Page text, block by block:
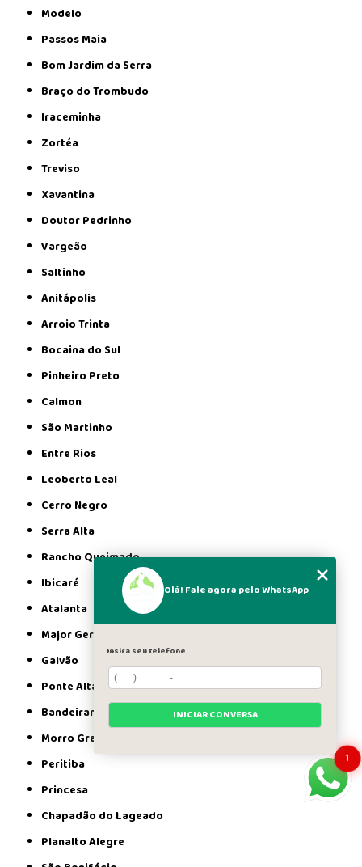
Modelo
Passos Maia
Bom Jardim da Serra
Braço do Trombudo
Iraceminha
Zortéa
Treviso
Xavantina
Doutor Pedrinho
Vargeão
Saltinho
Anitápolis
Arroio Trinta
Bocaina do Sul
Pinheiro Preto
Calmon
São Martinho
Entre Rios
Leoberto Leal
Cerro Negro
Serra Alta
Rancho Queimado
Ibicaré
Atalanta
Major Gercino
Galvão
Ponte Alta do Norte
Bandeirante
Morro Grande
Peritiba
Princesa
Chapadão do Lageado
Planalto Alegre
1
Olá! Fale agora pelo WhatsApp
Insira seu telefone
INICIAR CONVERSA